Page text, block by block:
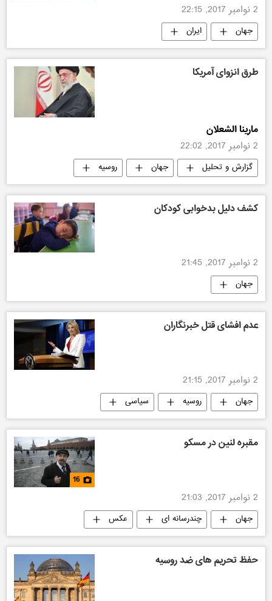
2 نوامبر 2017, 22:15
جهان ایران
طرق انزوای آمریکا
مارینا الشعلان
2 نوامبر 2017, 22:02
گزارش و تحلیل جهان
روسیه
سیاسی
ایران
کشف دلیل بدخوابی کودکان
2 نوامبر 2017, 21:45
جهان
عدم افشای قتل خبرنگاران
2 نوامبر 2017, 21:15
جهان روسیه
سیاسی
آمریکا
مقبره لنین در مسکو
16
2 نوامبر 2017, 21:03
جهان چندرسانه ای
عکس
روسیه
حفظ تحریم های ضد روسیه